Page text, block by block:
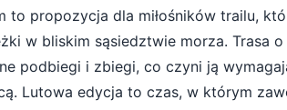
to propozycja dla miłośników trailu,
w bliskim sąsiedztwie morza. Trasa o
podbiegi i zbiegi, co czyni ją
Lutowa edycja to czas, w którym